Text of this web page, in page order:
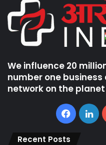
We influence 20
number one
network on the planet
Recent Posts